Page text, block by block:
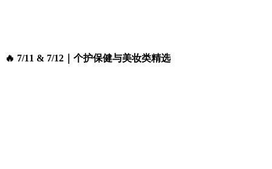
🔥 7/11 & 7/12｜个护保健与美妆类精选